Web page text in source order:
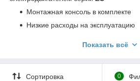
Монтажная консоль в комплекте
Низкие расходы на эксплуатацию
Показать всё
Сортировка 0